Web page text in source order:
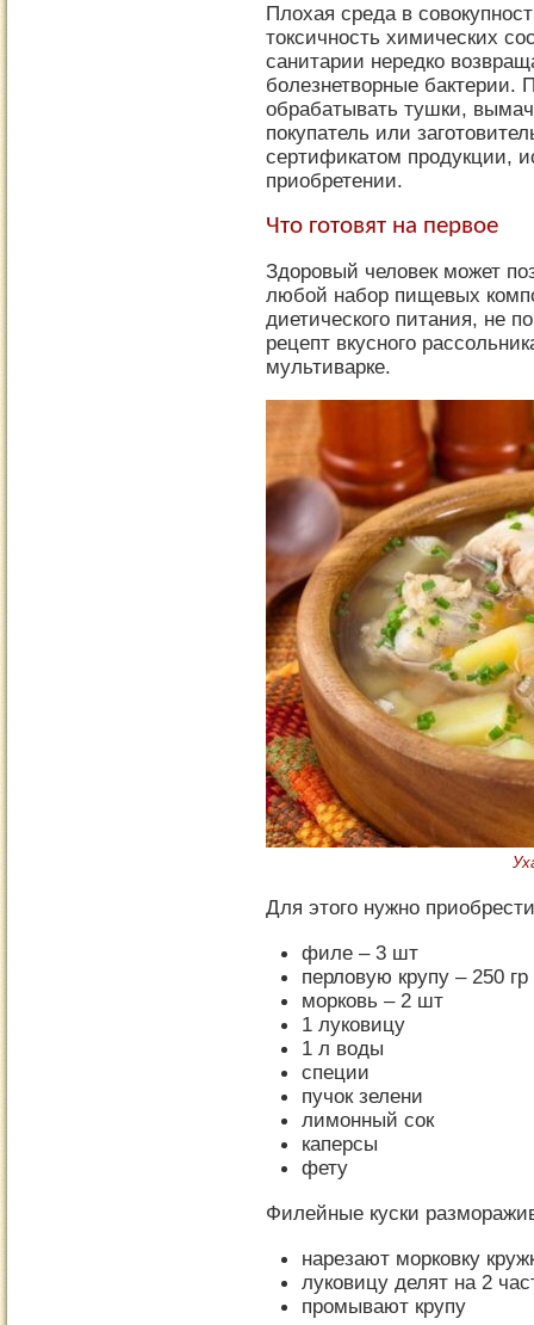
Плохая среда в
токсичность химических
санитарии нередко
болезнетворные бактерии.
обрабатывать тушки,
покупатель или
сертификатом продукции,
приобретении.
Что готовят на первое
Здоровый человек может
любой набор пищевых
диетического питания, не
рецепт вкусного
мультиварке.
Для этого нужно
филе – 3 шт
перловую крупу – 250 гр
морковь – 2 шт
1 луковицу
1 л воды
специи
пучок зелени
лимонный сок
каперсы
фету
Филейные куски
нарезают морковку
луковицу делят на 2
промывают крупу